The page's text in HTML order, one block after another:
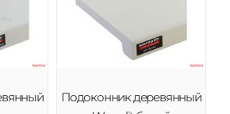
Подоконник деревянный